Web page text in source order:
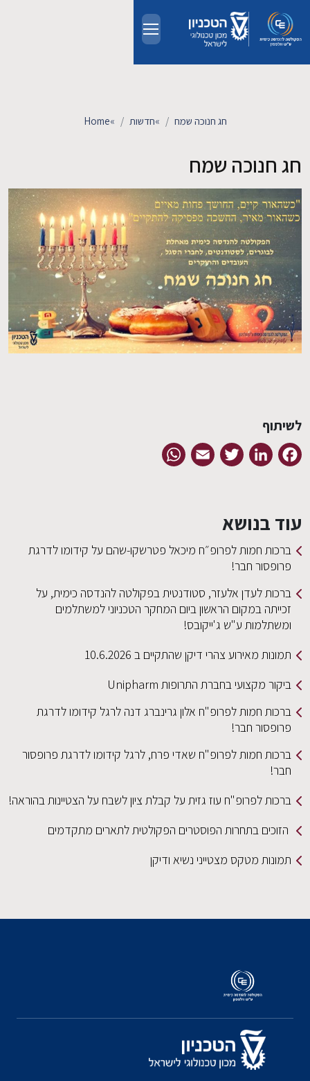
מחקר
חדשות ואירועים
קשרי תעשייה
צרו קשר
Home» חדשות» חג חנוכה שמח
חג חנוכה שמח
לשיתוף
Facebook
LinkedIn
Twitter
Email
עוד בנושא
ברכות חמות לפרופ״ח מיכאל פטרשקו-שהם על קידומו לדרגת
פרופסור חבר!
ברכות לעדן אלעזר, סטודנטית בפקולטה להנדסה כימית, על
זכייתה במקום הראשון ביום המחקר הטכניוני למשתלמים
ומשתלמות ע"ש ג'ייקובס!
תמונות מאירוע צהרי דיקן שהתקיים ב 10.6.2026
ביקור מקצועי בחברת התרופות Unipharm
ברכות חמות לפרופ"ח אלון גרינברג דנה לרגל קידומו לדרגת
פרופסור חבר!
ברכות חמות לפרופ"ח שאדי פרח, לרגל קידומו לדרגת פרופסור
חבר!
ברכות לפרופ"ח עוז גזית על קבלת ציון לשבח על הצטיינות בהוראה!
הזוכים בתחרות הפוסטרים הפקולטית לתארים מתקדמים
תמונות מטקס מצטייני נשיא ודיקן